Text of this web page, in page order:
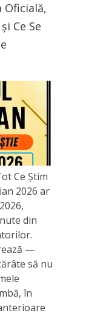
Oficială,
Ce Se
Ce Știm
2026 ar
din
—
să nu
în